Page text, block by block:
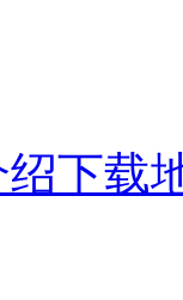
下载